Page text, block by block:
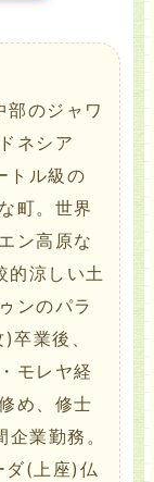
部のジャワ
ネシア
トル級の
町。世界
ン高原な
的涼しい土
ンのパラ
卒業後、
モレヤ経
め、修士
業勤務。
ダ(上座)仏